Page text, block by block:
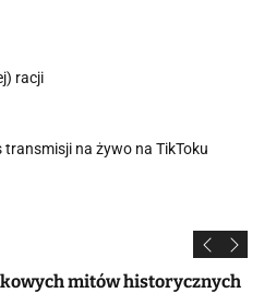
racji
na żywo na TikToku
mitów historycznych